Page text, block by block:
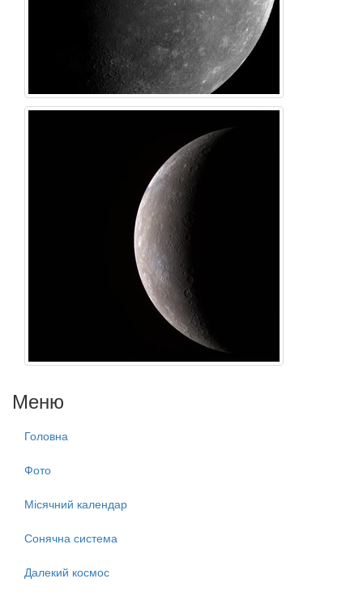
Меню
Головна
Фото
Місячний календар
Сонячна система
Далекий космос